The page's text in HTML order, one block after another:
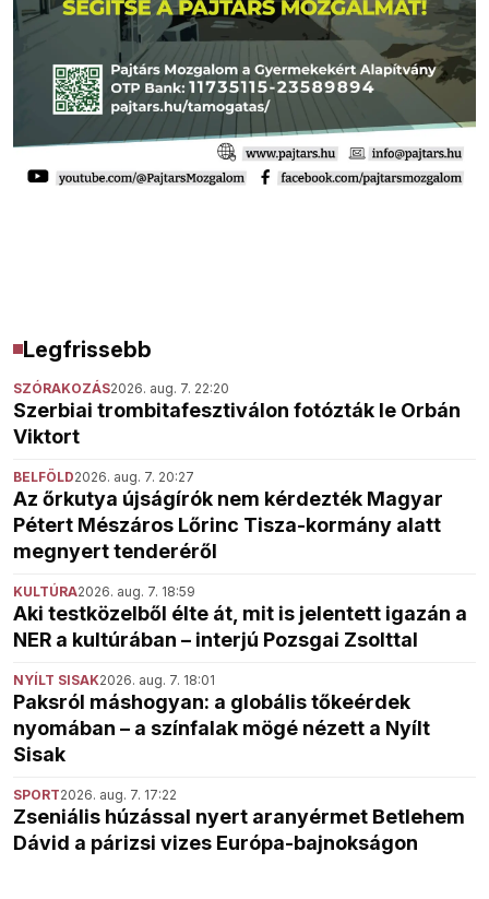
Legfrissebb
SZÓRAKOZÁS2026. aug. 7. 22:20
Szerbiai trombitafesztiválon fotózták le Orbán
Viktort
BELFÖLD2026. aug. 7. 20:27
Az őrkutya újságírók nem kérdezték Magyar
Pétert Mészáros Lőrinc Tisza-kormány alatt
megnyert tenderéről
KULTÚRA2026. aug. 7. 18:59
Aki testközelből élte át, mit is jelentett igazán a
NER a kultúrában – interjú Pozsgai Zsolttal
NYÍLT SISAK2026. aug. 7. 18:01
Paksról máshogyan: a globális tőkeérdek
nyomában – a színfalak mögé nézett a Nyílt
Sisak
SPORT2026. aug. 7. 17:22
Zseniális húzással nyert aranyérmet Betlehem
Dávid a párizsi vizes Európa-bajnokságon